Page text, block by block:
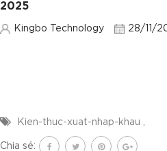
2025
Kingbo Technology 28/11/
Kien-thuc-xuat-nhap-khau
Chia sẻ: